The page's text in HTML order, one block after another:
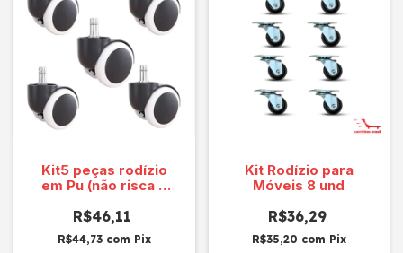
Kit5 peças rodízio
em Pu (não risca o
VENDIDO
R$46,11
R$44,73 com Pix
Kit Rodízio para
Móveis 8 und
R$36,29
R$35,20 com Pix